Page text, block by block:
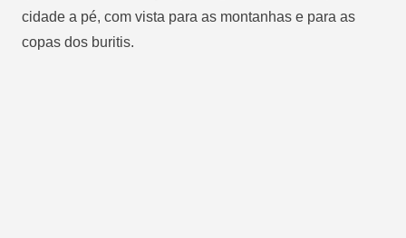
cidade a pé, com vista para as montanhas e para as
copas dos buritis.